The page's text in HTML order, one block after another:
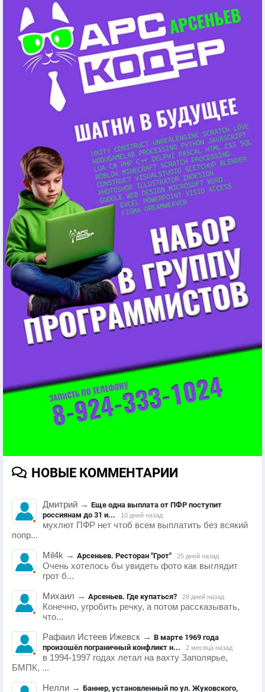
НОВЫЕ КОММЕНТАРИИ
Дмитрий → Еще одна выплата от ПФР поступит
россиянам до 31 и...
10 дней назад
мухлют ПФР нет чтоб всем выплатить без всякий
попр...
Mil4k → Арсеньев. Ресторан "Грот" 25 дней назад
Очень хотелось бы увидеть фото как выглядит
грот б...
Михаил → Арсеньев. Где купаться? 28 дней назад
Конечно, угробить речку, а потом рассказывать,
что...
Рафаил Истеев Ижевск → В марте 1969 года
произошёл пограничный конфликт н...
2 месяца назад
в 1994-1997 годах летал на вахту Заполярье,
БМПК, ...
Нелли → Баннер, установленный по ул. Жуковского,